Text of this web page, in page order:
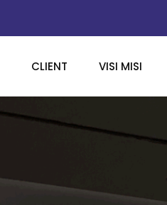
CLIENT VISI MISI